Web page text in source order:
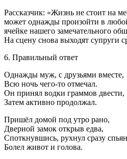
Рассказчик: «Жизнь не стоит на
может однажды произойти в
ячейке нашего замечательного
На сцену снова выходят супруги
6. Правильный ответ
Однажды муж, с друзьями вместе,
Всю ночь чего-то отмечал.
Он принял водки граммов двести,
Затем активно продолжал.
Пришёл домой под утро рано,
Дверной замок открыв едва,
Споткнувшись, рухнул сразу
Болел живот и голова.